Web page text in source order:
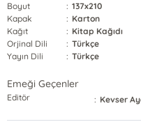
Boyut
: 137x210
Kapak
: Karton
Kağıt
: Kitap Kağıdı
Orjinal Dili
: Türkçe
Yayın Dili
: Türkçe
Emeği Geçenler
Editör : Kevser